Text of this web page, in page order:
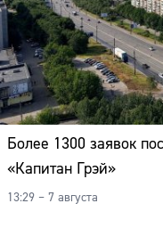
Более 1300 заявок
«Капитан Грэй»
13:29 – 7 августа